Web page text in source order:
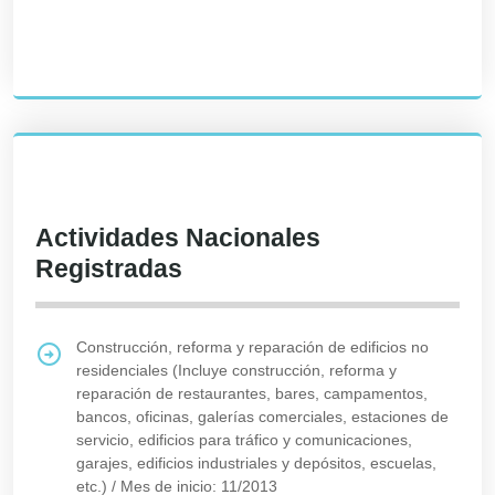
Actividades Nacionales
Registradas
Construcción, reforma y reparación de edificios no
residenciales (Incluye construcción, reforma y
reparación de restaurantes, bares, campamentos,
bancos, oficinas, galerías comerciales, estaciones de
servicio, edificios para tráfico y comunicaciones,
garajes, edificios industriales y depósitos, escuelas,
etc.) / Mes de inicio: 11/2013